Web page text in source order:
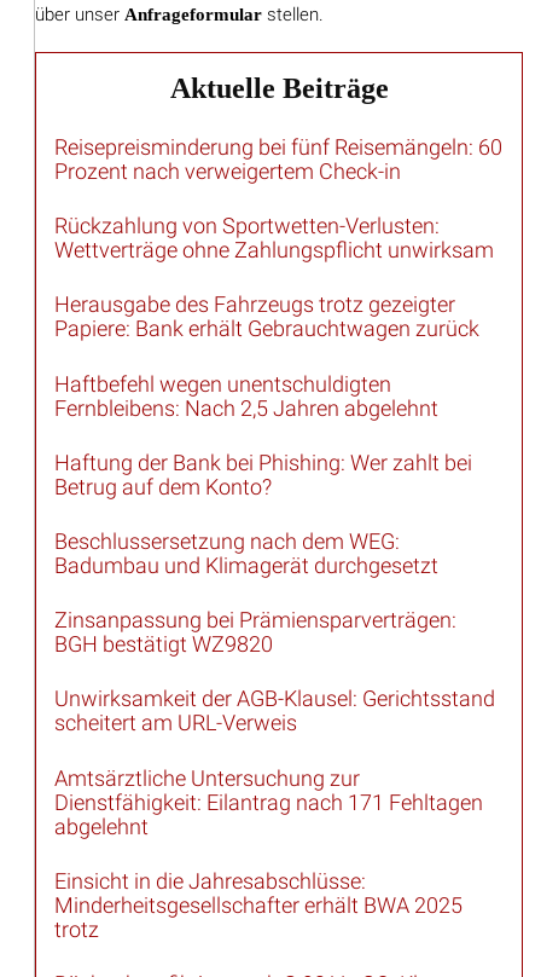
über unserAnfrageformular stellen.
Aktuelle Beiträge
Reisepreisminderung bei fünf Reisemängeln: 60
Prozent nach verweigertem Check-in
Rückzahlung von Sportwetten-Verlusten:
Wettverträge ohne Zahlungspflicht unwirksam
Herausgabe des Fahrzeugs trotz gezeigter
Papiere: Bank erhält Gebrauchtwagen zurück
Haftbefehl wegen unentschuldigten
Fernbleibens: Nach 2,5 Jahren abgelehnt
Haftung der Bank bei Phishing: Wer zahlt bei
Betrug auf dem Konto?
Beschlussersetzung nach dem WEG:
Badumbau und Klimagerät durchgesetzt
Zinsanpassung bei Prämiensparverträgen:
BGH bestätigt WZ9820
Unwirksamkeit der AGB-Klausel: Gerichtsstand
scheitert am URL-Verweis
Amtsärztliche Untersuchung zur
Dienstfähigkeit: Eilantrag nach 171 Fehltagen
abgelehnt
Einsicht in die Jahresabschlüsse:
Minderheitsgesellschafter erhält BWA 2025
trotz